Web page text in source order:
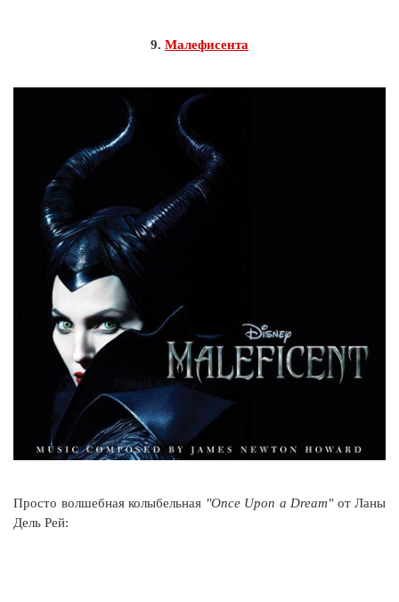
9. Малефисента
Просто волшебная колыбельная "Once Upon a Dream"от Ланы
Дель Рей: